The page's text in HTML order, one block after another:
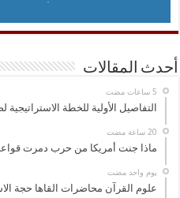
أحدث المقالات
التفاصيل الأولية للخطة
ماذا جنت أمريكا من حرب دمرت
‏يوم واحد مضت
علوم القرآن محاضرات القاها حجة